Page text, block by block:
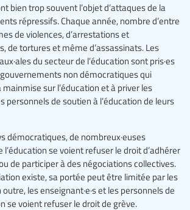
bien trop souvent l’objet d’attaques de la
répressifs. Chaque année, nombre d’entre
de violences, d’arrestations et
de tortures et même d’assassinats. Les
du secteur de l’éducation sont pris·es
non démocratiques qui
sur l’éducation et à priver les
personnels de soutien à l’éducation de leurs
démocratiques, de nombreux·euses
l’éducation se voient refuser le droit d’adhérer
de participer à des négociations collectives.
existe, sa portée peut être limitée par les
les enseignant·e·s et les personnels de
se voient refuser le droit de grève.